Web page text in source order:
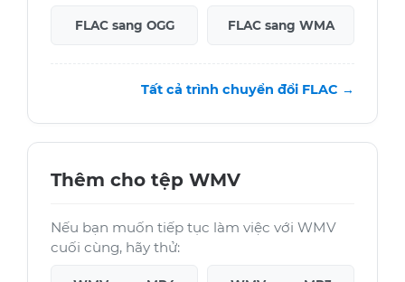
FLAC sang OGG FLAC sang WMA
Tất cả trình chuyển đổi FLAC →
Thêm cho tệp WMV
Nếu bạn muốn tiếp tục làm việc với WMV
cuối cùng, hãy thử: